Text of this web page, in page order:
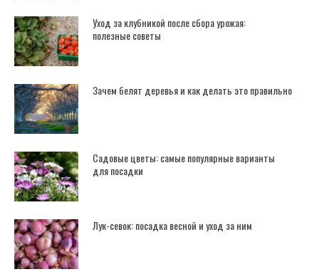
Уход за клубникой после сбора урожая:
полезные советы
Зачем белят деревья и как делать это правильно
Садовые цветы: самые популярные варианты
для посадки
Лук-севок: посадка весной и уход за ним